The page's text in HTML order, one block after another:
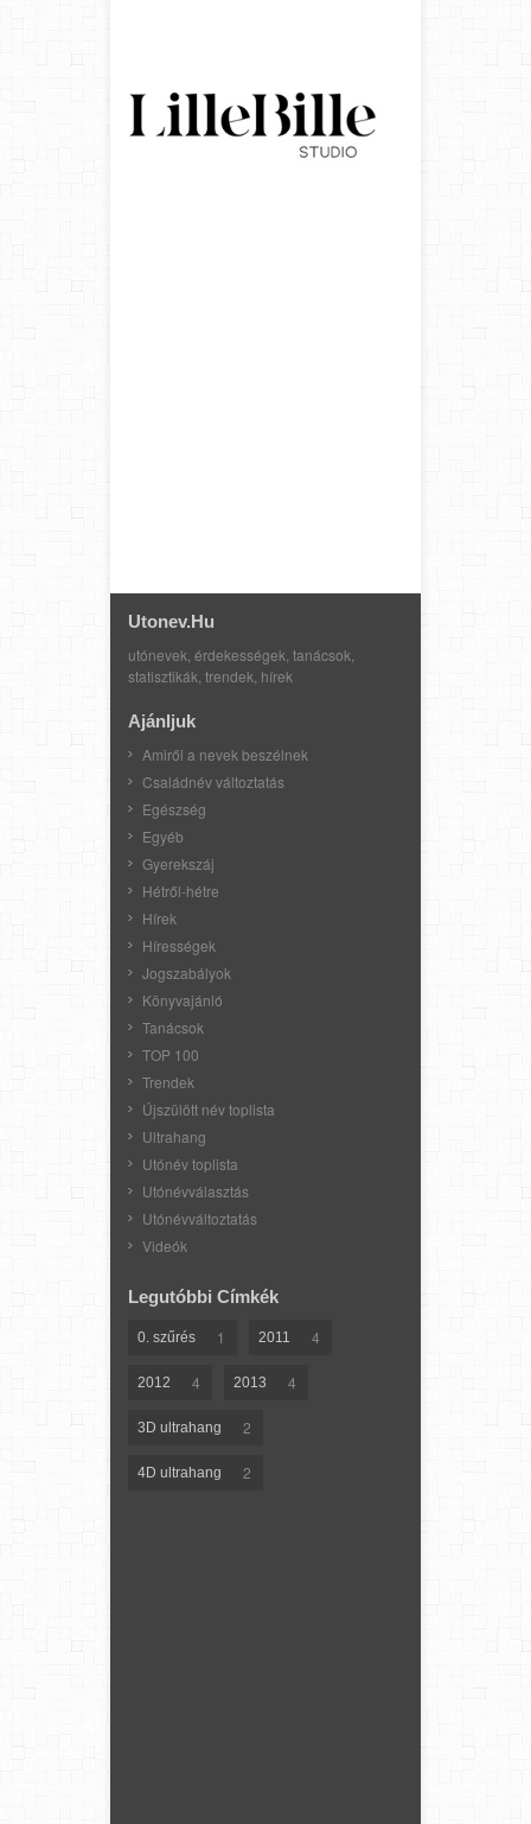
Utonev.hu
utónevek, érdekességek, tanácsok,
statisztikák, trendek, hírek
Ajánljuk
Amiről a nevek beszélnek
Családnév változtatás
Egészség
Egyéb
Gyerekszáj
Hétről-hétre
Hírek
Hírességek
Jogszabályok
Könyvajánló
Tanácsok
TOP 100
Trendek
Újszülött név toplista
Ultrahang
Utónév toplista
Utónévválasztás
Utónévváltoztatás
Videók
Legutóbbi Címkék
0. szűrés 1 2011 4
2012 4 2013 4
3D ultrahang 2
4D ultrahang 2